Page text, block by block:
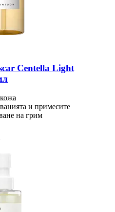
Centella Light
и примесите
на грим